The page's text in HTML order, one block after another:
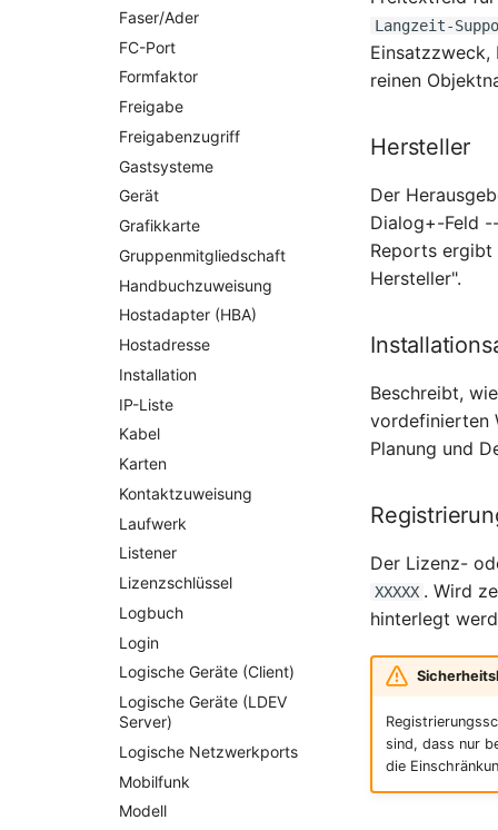
Faser/Ader
FC-Port
Formfaktor
Freigabe
Freigabenzugriff
Gastsysteme
Gerät
Grafikkarte
Gruppenmitgliedschaft
Handbuchzuweisung
Hostadapter (HBA)
Hostadresse
Installation
IP-Liste
Kabel
Karten
Kontaktzuweisung
Laufwerk
Listener
Lizenzschlüssel
Logbuch
Login
Logische Geräte (Client)
Logische Geräte (LDEV
Server)
Logische Netzwerkports
Mobilfunk
Modell
Langzeit-
Einsatzzweck,
reinen
Hersteller
Der
Dialog+-Feld
Reports ergibt
Hersteller".
Beschreibt,
vordefinierten
Planung und
Der Lizenz-
XXXXX . Wird
hinterlegt
sind, dass nur
die